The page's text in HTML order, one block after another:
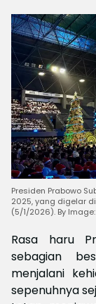
Presiden Prabowo
2025, yang digelar
(5/1/2026). By
Rasa haru
sebagian
menjalani
sepenuhnya